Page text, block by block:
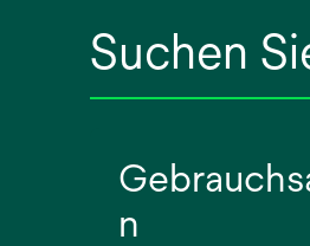
Suchen
n